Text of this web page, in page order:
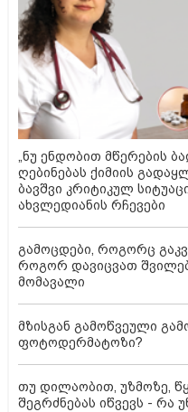
„ნუ ენდობით მწერების
ღებინებას ქიმიის
ბავშვი კრიტიკულ
ახვლედიანის რჩევები
გამოცდები, როგორც
როგორ დავიცვათ
მომავალი
მზისგან გამოწვეული
ფოტოდერმატოზი?
თუ დილაობით, უზმოზე,
შეგრძნებას იწვევს - რა